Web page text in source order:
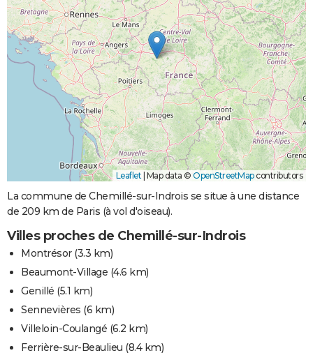
Leaflet Map data © OpenStreetMapcontributors
La commune de Chemillé-sur-Indrois se situe à une distance
de 209 km de Paris (à vol d'oiseau).
Villes proches de Chemillé-sur-Indrois
Montrésor(3.3 km)
Beaumont-Village (4.6 km)
Genillé (5.1 km)
Sennevières (6 km)
Villeloin-Coulangé (6.2 km)
Ferrière-sur-Beaulieu (8.4 km)